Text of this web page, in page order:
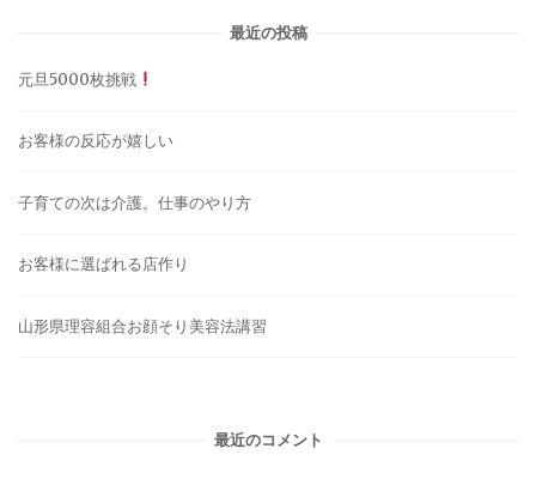
最近の投稿
元旦5000枚挑戦
お客様の反応が嬉しい
子育ての次は介護。仕事のやり方
お客様に選ばれる店作り
山形県理容組合お顔そり美容法講習
最近のコメント